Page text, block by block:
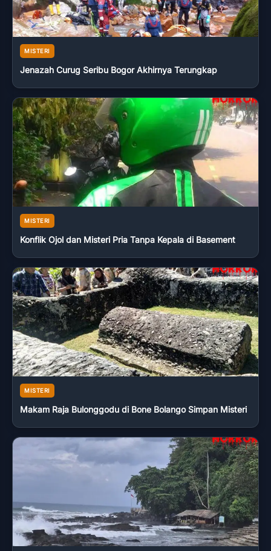
MISTERI
Jenazah Curug Seribu Bogor Akhirnya Terungkap
MISTERI
Konflik Ojol dan Misteri Pria Tanpa Kepala di Basement
MISTERI
Makam Raja Bulonggodu di Bone Bolango Simpan Misteri